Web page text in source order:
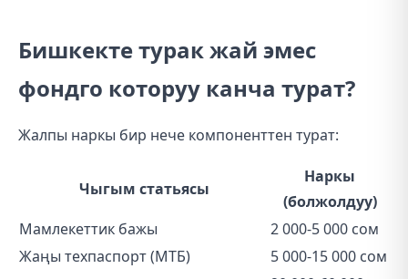
Бишкекте турак жай эмес
фондго которуу канча турат?
Жалпы наркы бир нече компоненттен турат:
Чыгым статьясы
Наркы
(болжолдуу)
Мамлекеттик бажы
2 000-5 000 сом
Жаңы техпаспорт (МТБ)
5 000-15 000 сом